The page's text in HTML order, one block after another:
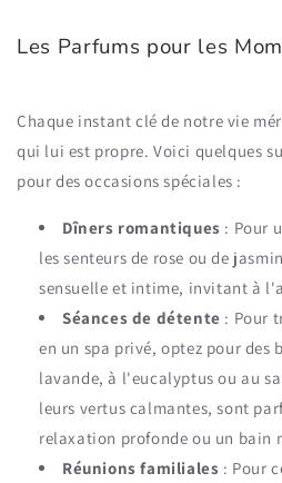
Les Parfums pour les
Chaque instant clé de notre vie
qui lui est propre. Voici quelques
pour des occasions spéciales :
Dîners romantiques : Pour
les senteurs de rose ou de
sensuelle et intime, invitant à
Séances de détente : Pour
en un spa privé, optez pour des
lavande, à l'eucalyptus ou au
leurs vertus calmantes, sont
relaxation profonde ou un bain
Réunions familiales : Pour